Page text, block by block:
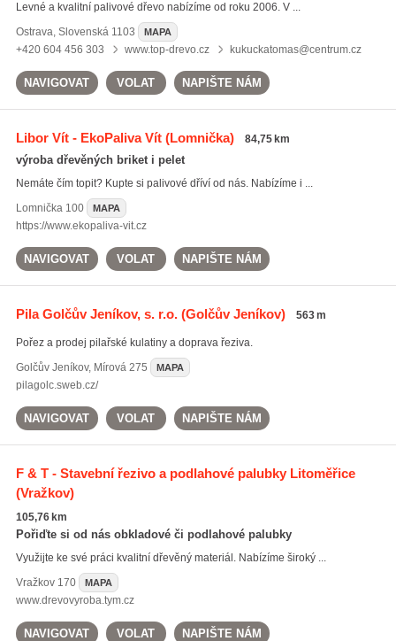
Levné a kvalitní palivové dřevo nabízíme od roku 2006. V ...
Ostrava, Slovenská 1103 MAPA
+420 604 456 303 www.top-drevo.cz kukuckatomas@centrum.cz
NAVIGOVAT VOLAT NAPIŠTE NÁM
Libor Vít - EkoPaliva Vít(Lomnička) 84,75 km
výroba dřevěných briket i pelet
Nemáte čím topit? Kupte si palivové dříví od nás. Nabízíme i ...
Lomnička100 MAPA
https://www.ekopaliva-vit.cz
NAVIGOVAT VOLAT NAPIŠTE NÁM
Pila Golčův Jeníkov, s. r.o.(Golčův Jeníkov) 563 m
Pořez a prodej pilařské kulatiny a doprava řeziva.
Golčův Jeníkov, Mírová 275 MAPA
pilagolc.sweb.cz/
NAVIGOVAT VOLAT NAPIŠTE NÁM
F & T - Stavební řezivo a podlahové palubky Litoměřice
(Vražkov)
105,76 km
Pořiďte si od nás obkladové či podlahové palubky
Využijte ke své práci kvalitní dřevěný materiál. Nabízíme široký ...
Vražkov170 MAPA
www.drevovyroba.tym.cz
NAVIGOVAT VOLAT NAPIŠTE NÁM